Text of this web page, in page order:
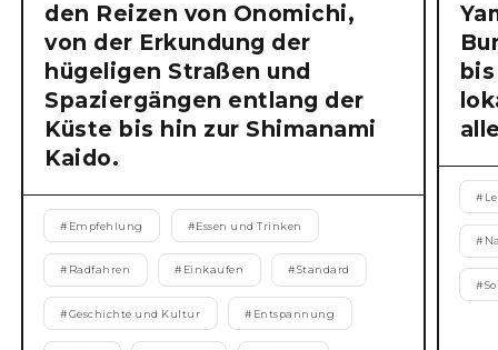
den Reizen von Onomichi,
von der Erkundung der
hügeligen Straßen und
Spaziergängen entlang der
Küste bis hin zur Shimanami
Kaido.
# Empfehlung #Essen und Trinken
# Radfahren # Einkaufen #Standard
#Geschichte und Kultur # Entspannung
#
#
#